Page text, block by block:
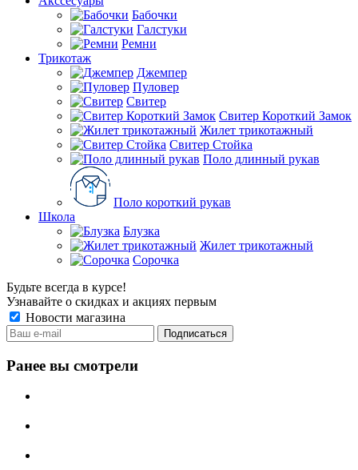
Бабочки
Галстуки
Ремни
Трикотаж
Джемпер
Пуловер
Свитер
Свитер Короткий Замок
Жилет трикотажный
Свитер Стойка
Поло длинный рукав
Поло короткий рукав
Школа
Блузка
Жилет трикотажный
Сорочка
Будьте всегда в курсе!
Узнавайте о скидках и акциях первым
Новости магазина
Ранее вы смотрели